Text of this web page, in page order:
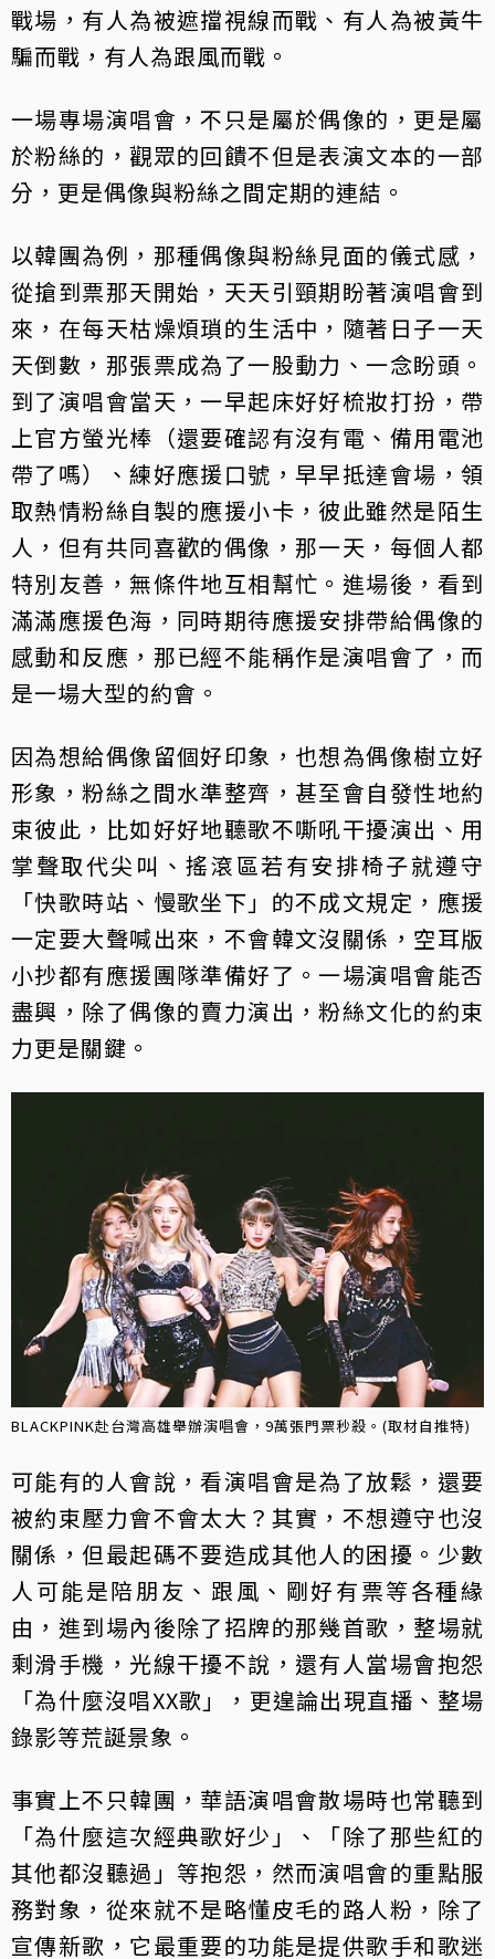
戰場，有人為被遮擋視線而戰、有人為被黃牛
騙而戰，有人為跟風而戰。
一場專場演唱會，不只是屬於偶像的，更是屬
於粉絲的，觀眾的回饋不但是表演文本的一部
分，更是偶像與粉絲之間定期的連結。
以韓團為例，那種偶像與粉絲見面的儀式感，
從搶到票那天開始，天天引頸期盼著演唱會到
來，在每天枯燥煩瑣的生活中，隨著日子一天
天倒數，那張票成為了一股動力、一念盼頭。
到了演唱會當天，一早起床好好梳妝打扮，帶
上官方螢光棒（還要確認有沒有電、備用電池
帶了嗎）、練好應援口號，早早抵達會場，領
取熱情粉絲自製的應援小卡，彼此雖然是陌生
人，但有共同喜歡的偶像，那一天，每個人都
特別友善，無條件地互相幫忙。進場後，看到
滿滿應援色海，同時期待應援安排帶給偶像的
感動和反應，那已經不能稱作是演唱會了，而
是一場大型的約會。
因為想給偶像留個好印象，也想為偶像樹立好
形象，粉絲之間水準整齊，甚至會自發性地約
束彼此，比如好好地聽歌不嘶吼干擾演出、用
掌聲取代尖叫、搖滾區若有安排椅子就遵守
「快歌時站、慢歌坐下」的不成文規定，應援
一定要大聲喊出來，不會韓文沒關係，空耳版
小抄都有應援團隊準備好了。一場演唱會能否
盡興，除了偶像的賣力演出，粉絲文化的約束
力更是關鍵。
BLACKPINK赴台灣高雄舉辦演唱會，9萬張門票秒殺。(取材自推特)
可能有的人會說，看演唱會是為了放鬆，還要
被約束壓力會不會太大？其實，不想遵守也沒
關係，但最起碼不要造成其他人的困擾。少數
人可能是陪朋友、跟風、剛好有票等各種緣
由，進到場內後除了招牌的那幾首歌，整場就
剩滑手機，光線干擾不說，還有人當場會抱怨
「為什麼沒唱XX歌」，更遑論出現直播、整場
錄影等荒誕景象。
事實上不只韓團，華語演唱會散場時也常聽到
「為什麼這次經典歌好少」、「除了那些紅的
其他都沒聽過」等抱怨，然而演唱會的重點服
務對象，從來就不是略懂皮毛的路人粉，除了
宣傳新歌，它最重要的功能是提供歌手和歌迷